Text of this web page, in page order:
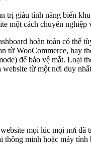
trị giàu tính năng biến
một cách chuyên nghiệp
hoàn toàn có thể
từ WooCommerce, hay
để bảo vệ mắt. Loại
website từ một nơi duy
mọi lúc mọi nơi đã
thông minh hoặc máy tính